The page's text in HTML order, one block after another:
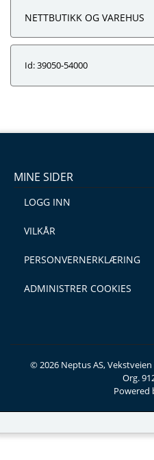
NETTBUTIKK OG VAREHUS
Id: 39050-54000
MINE SIDER
LOGG INN
VILKÅR
PERSONVERNERKLÆRING
ADMINISTRER COOKIES
© 2026 Neptus AS, Vekstveien
Org.
Powered